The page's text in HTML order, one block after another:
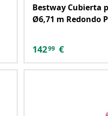
Bestway Cubierta
Ø6,71 m Redondo
14299 €